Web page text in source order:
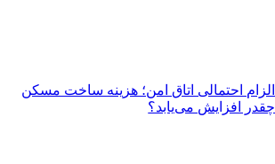
الزام احتمالی اتاق امن؛ هزینه ساخت مسکن
چقدر افزایش می‌یابد؟